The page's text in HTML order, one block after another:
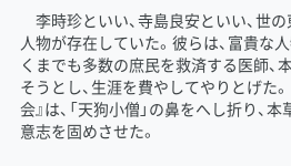
李時珍といい、寺島良安といい、世
人物が存在していた。彼らは、富貴な
くまでも多数の庶民を救済する医師、
そうとし、生涯を費やしてやりとげた。
会』は、「天狗小僧」の鼻をへし折り、
意志を固めさせた。